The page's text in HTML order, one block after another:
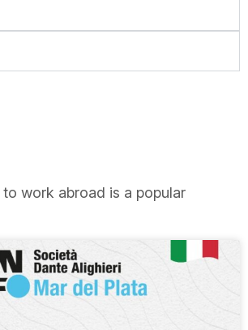
work abroad is a popular